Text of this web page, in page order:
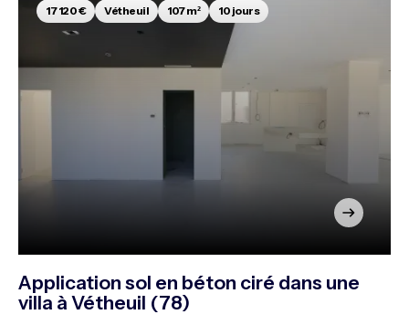
17 120 € Vétheuil 107 m² 10 jours
Application sol en béton ciré dans une
villa à Vétheuil (78)